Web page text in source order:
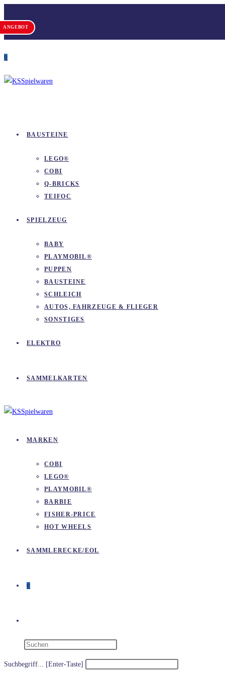
Inhalt
springen
Versandkostenfrei ab 100 €
0
BAUSTEINE
LEGO®
COBI
Q-BRICKS
TEIFOC
SPIELZEUG
BABY
PLAYMOBIL®
PUPPEN
BAUSTEINE
SCHLEICH
AUTOS, FAHRZEUGE & FLIEGER
SONSTIGES
ELEKTRO
SAMMELKARTEN
MARKEN
COBI
LEGO®
PLAYMOBIL®
BARBIE
FISHER-PRICE
HOT WHEELS
SAMMLERECKE/EOL
0
Suchbegriff... [Enter-Taste]
ANGEBOT